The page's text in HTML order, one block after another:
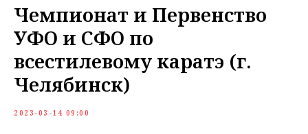
Чемпионат и Первенство
УФО и СФО по
всестилевому каратэ (г.
Челябинск)
2023-03-14 09:00